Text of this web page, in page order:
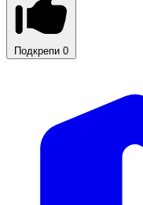
Подкрепи 0